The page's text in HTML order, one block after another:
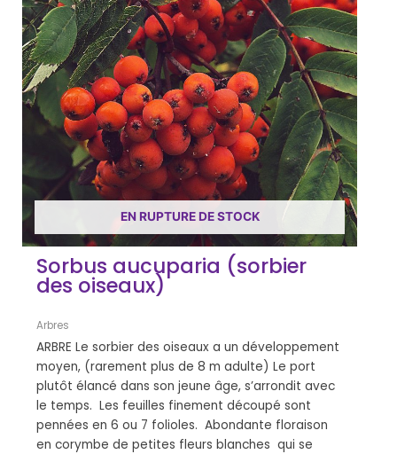
EN RUPTURE DE STOCK
Sorbus aucuparia (sorbier
des oiseaux)
Arbres
ARBRE Le sorbier des oiseaux a un développement
moyen, (rarement plus de 8 m adulte) Le port
plutôt élancé dans son jeune âge, s’arrondit avec
le temps. Les feuilles finement découpé sont
pennées en 6 ou 7 folioles. Abondante floraison
en corymbe de petites fleurs blanches qui se